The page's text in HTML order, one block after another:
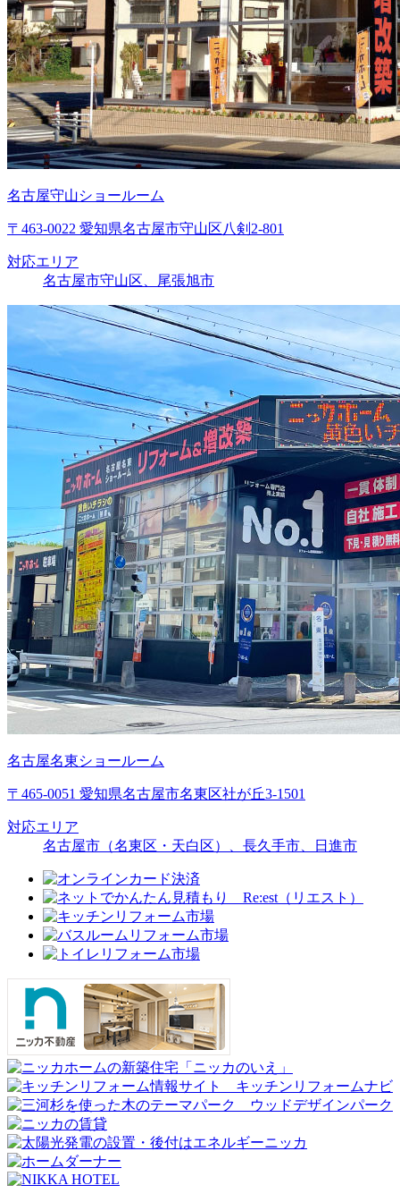
名古屋守山ショールーム
〒463-0022 愛知県名古屋市守山区八剣2-801
対応エリア
名古屋市守山区、尾張旭市
名古屋名東ショールーム
〒465-0051 愛知県名古屋市名東区社が丘3-1501
対応エリア
名古屋市（名東区・天白区）、長久手市、日進市